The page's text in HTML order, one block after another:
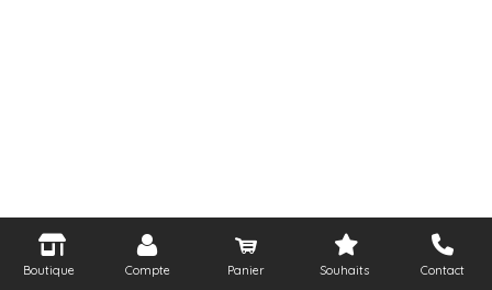
Boutique Compte Panier Souhaits Contact